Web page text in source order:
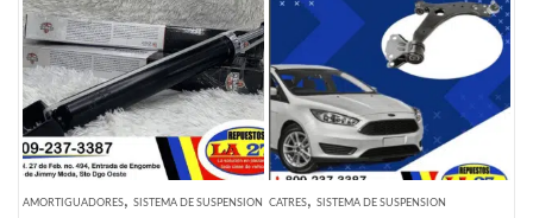
AMORTIGUADORES, SISTEMA DE SUSPENSION CATRES, SISTEMA DE SUSPENSION